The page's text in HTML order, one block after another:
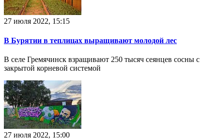
27 июля 2022, 15:15
В Бурятии в теплицах выращивают молодой лес
В селе Гремячинск взращивают 250 тысяч сеянцев сосны с
закрытой корневой системой
27 июля 2022, 15:00